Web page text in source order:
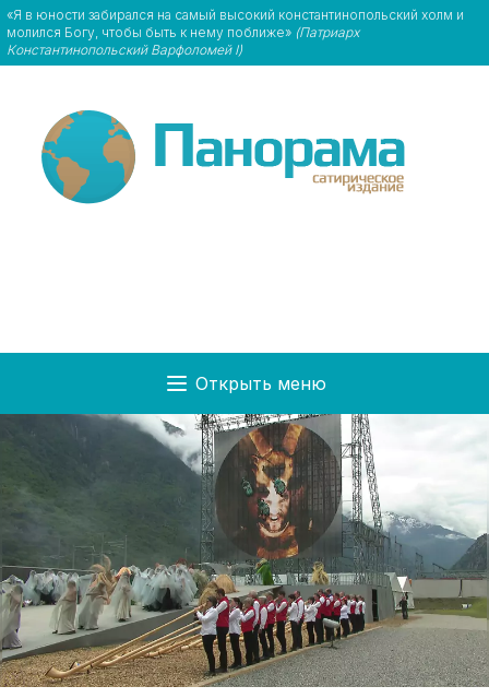
«Я в юности забирался на самый высокий константинопольский холм и
молился Богу, чтобы быть к нему поближе» (Патриарх
Константинопольский Варфоломей I)
Открыть меню